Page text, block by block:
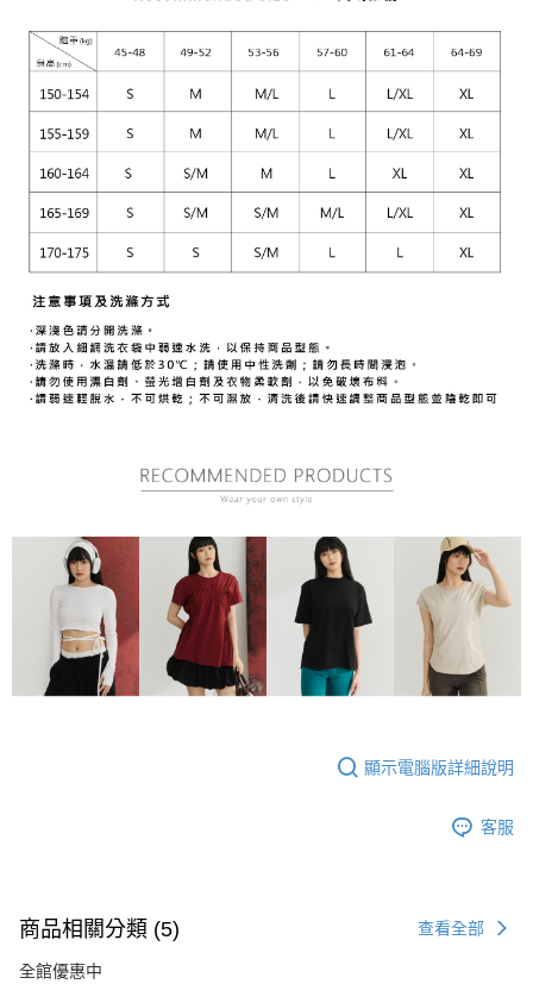
顯示電腦版詳細說明
客服
商品相關分類 (5) 查看全部
全館優惠中